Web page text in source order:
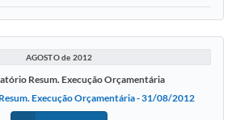
AGOSTO de 2012
Resum. Execução Orçamentária
Execução Orçamentária - 31/08/2012